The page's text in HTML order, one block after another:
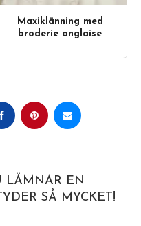
Maxiklänning med
broderie anglaise
LÄMNAR EN
SÅ MYCKET!